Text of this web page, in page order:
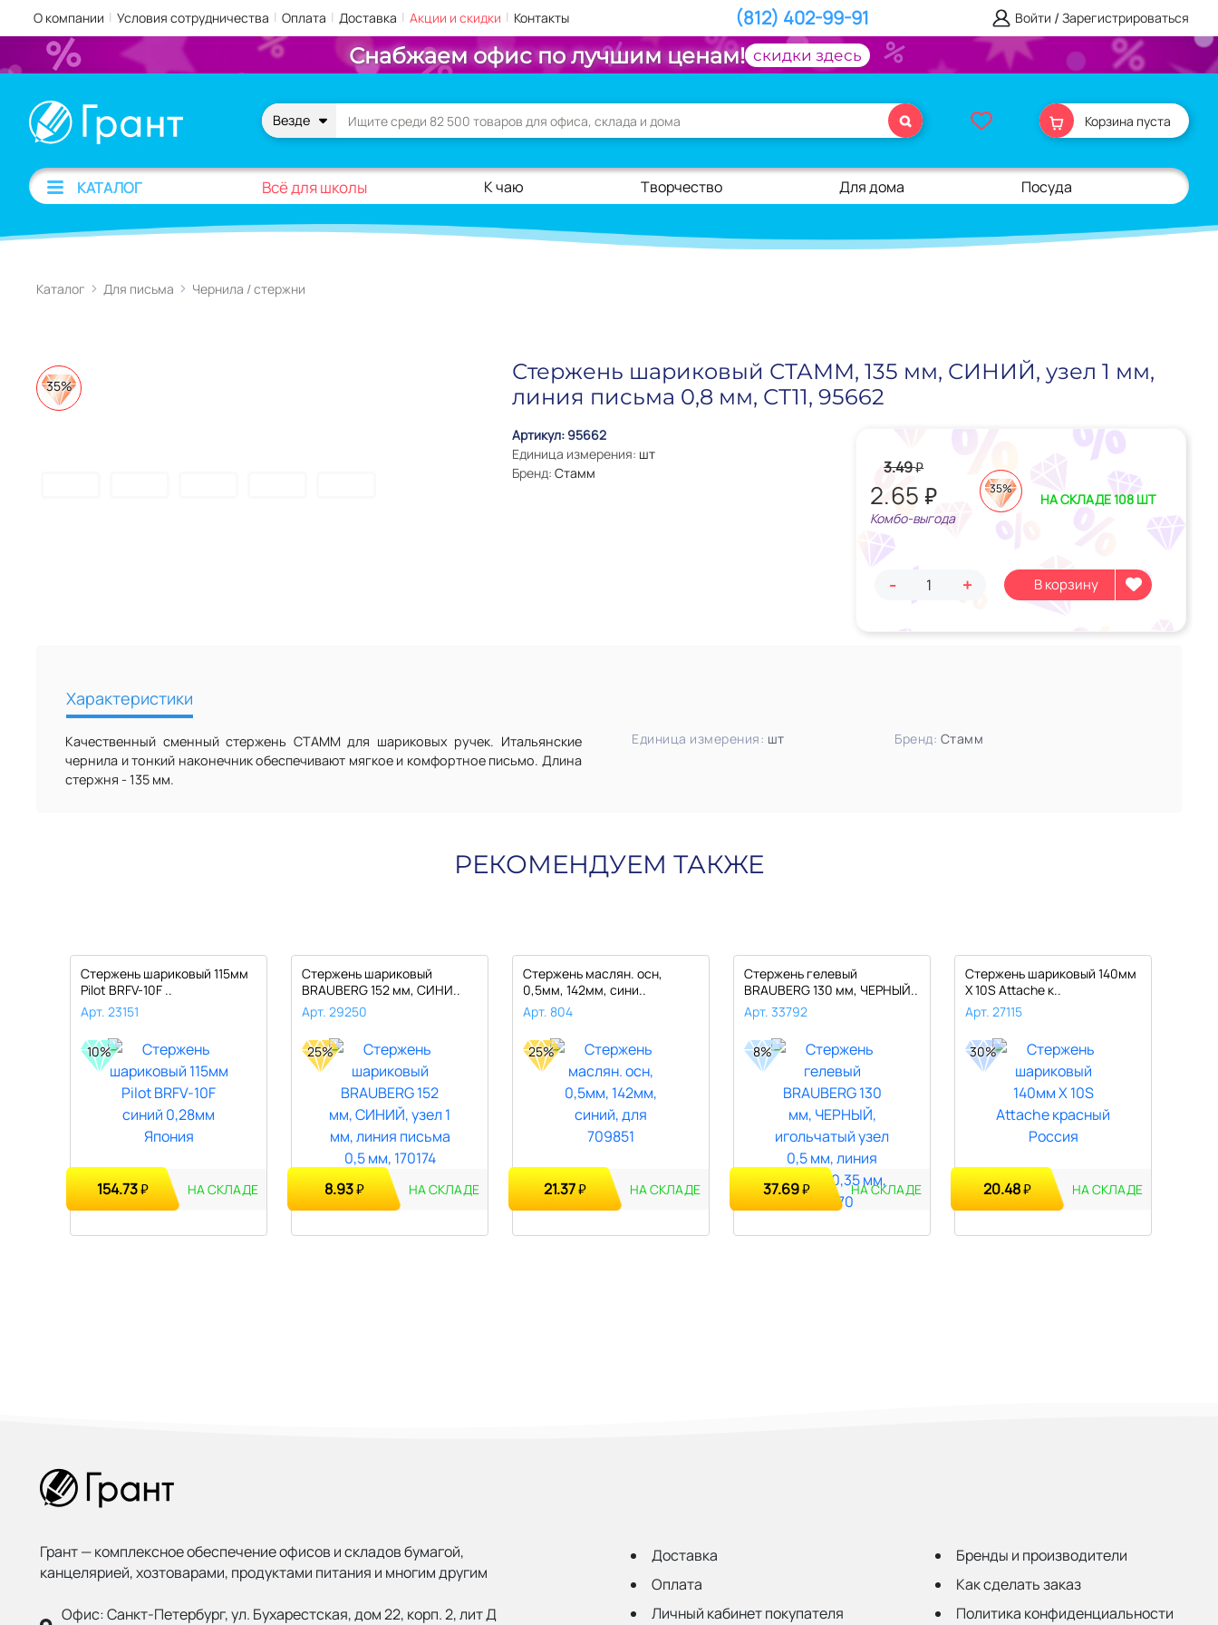
О компании | Условия сотрудничества | Оплата | Доставка | Акции и скидки | Контакты (812) 402-99-91 Войти / Зарегистрироваться
Снабжаем офис по лучшим ценам! скидки здесь
Везде Корзина пуста
КАТАЛОГ Всё для школы К чаю Творчество Для дома Посуда
Каталог Для письма Чернила / стержни
35%
Стержень шариковый СТАММ, 135 мм, СИНИЙ, узел 1 мм,
линия письма 0,8 мм, СТ11, 95662
Артикул: 95662
Единица измерения: шт
Бренд: Стамм 3.49₽
2.65 ₽
Комбо-выгода
35%
НА СКЛАДЕ 108 ШТ
- +
Характеристики
Качественный сменный стержень СТАММ для шариковых ручек. Итальянские
чернила и тонкий наконечник обеспечивают мягкое и комфортное письмо. Длина
стержня - 135 мм.
Единица измерения: шт Бренд: Стамм
РЕКОМЕНДУЕМ ТАКЖЕ
Стержень шариковый 115мм
Pilot BRFV-10F ..
Арт. 23151
10%
154.73₽ НА СКЛАДЕ
Стержень шариковый
BRAUBERG 152 мм, СИНИ..
Арт. 29250
25%
8.93₽ НА СКЛАДЕ
Стержень маслян. осн,
0,5мм, 142мм, сини..
Арт. 804
25%
21.37₽ НА СКЛАДЕ
Стержень гелевый
BRAUBERG 130 мм, ЧЕРНЫЙ..
Арт. 33792
8%
37.69₽ НА СКЛАДЕ
Стержень шариковый 140мм
X 10S Attache к..
Арт. 27115
30%
20.48₽ НА СКЛАДЕ
Грант — комплексное обеспечение офисов и складов бумагой,
канцелярией, хозтоварами, продуктами питания и многим другим
Офис:Санкт-Петербург, ул. Бухарестская, дом 22, корп. 2, лит Д
Доставка
Оплата
Личный кабинет покупателя
Бренды и производители
Как сделать заказ
Политика конфиденциальности